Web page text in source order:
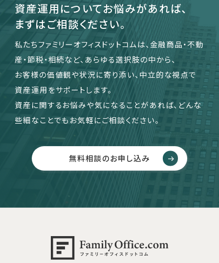
資産運用についてお悩みがあれば、
まずはご相談ください。
私たちファミリーオフィスドットコムは、金融商品・不動
産・節税・相続など、あらゆる選択肢の中から、
お客様の価値観や状況に寄り添い、中立的な視点で
資産運用をサポートします。
資産に関するお悩みや気になることがあれば、どんな
些細なことでもお気軽にご相談ください。
無料相談のお申し込み